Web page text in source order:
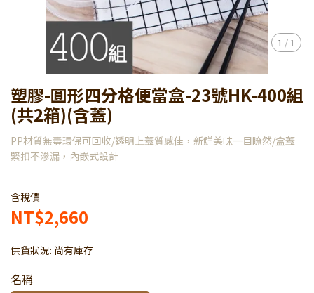
1 / 1
塑膠-圓形四分格便當盒-23號HK-400組
(共2箱)(含蓋)
PP材質無毒環保可回收/透明上蓋質感佳，新鮮美味一目瞭然/盒蓋
緊扣不滲漏，內嵌式設計
含稅價
NT$2,660
供貨狀況: 尚有庫存
名稱